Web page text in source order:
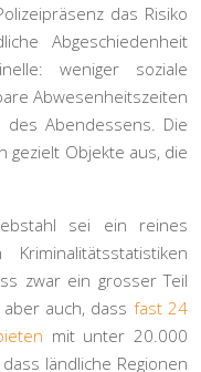
das Risiko
Abgeschiedenheit
weniger soziale
Abwesenheitszeiten
Abendessens. Die
gezielt Objekte aus, die
sei ein reines
zwar ein grosser Teil
auch, dass fast 24
mit unter 20.000
ländliche Regionen